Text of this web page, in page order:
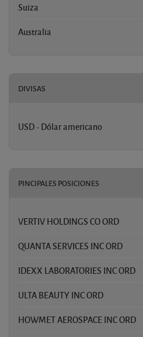
Suiza
Australia
DIVISAS
USD - Dólar americano
PINCIPALES POSICIONES
VERTIV HOLDINGS CO ORD
QUANTA SERVICES INC ORD
IDEXX LABORATORIES INC ORD
ULTA BEAUTY INC ORD
HOWMET AEROSPACE INC ORD